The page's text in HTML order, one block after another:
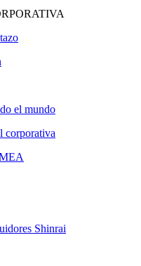
el mundo
corporativa
Shinrai